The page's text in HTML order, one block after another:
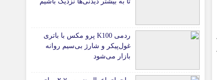
ردمی K100 پرو مکس با باتری
غول‌پیکر و شارژ بی‌سیم روانه
بازار می‌شود